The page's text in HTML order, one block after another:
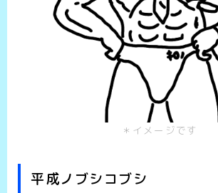
＊イメージです
平成ノブシコブシ